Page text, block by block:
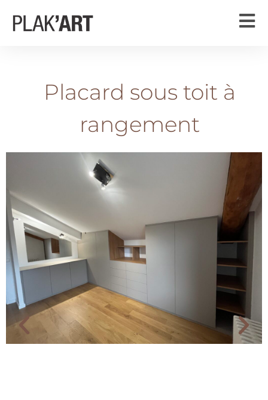
Placard sous toit à
rangement